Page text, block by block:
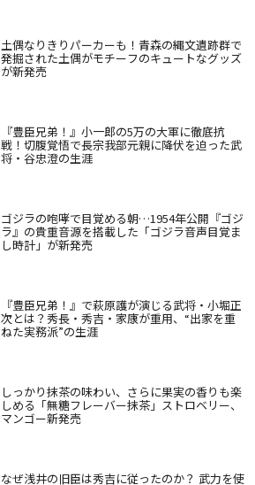
土偶なりきりパーカーも！青森の縄文遺跡群で
発掘された土偶がモチーフのキュートなグッズ
が新発売
『豊臣兄弟！』小一郎の5万の大軍に徹底抗
戦！切腹覚悟で長宗我部元親に降伏を迫った武
将・谷忠澄の生涯
ゴジラの咆哮で目覚める朝…1954年公開『ゴジ
ラ』の貴重音源を搭載した「ゴジラ音声目覚ま
し時計」が新発売
『豊臣兄弟！』で萩原護が演じる武将・小堀正
次とは？秀長・秀吉・家康が重用、“出家を重
ねた実務派”の生涯
しっかり抹茶の味わい、さらに果実の香りも楽
しめる「無糖フレーバー抹茶」ストロベリー、
マンゴー新発売
なぜ浅井の旧臣は秀吉に従ったのか？ 武力を使